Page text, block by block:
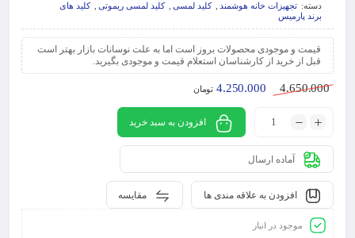
دسته: تجهیزات خانه هوشمند کلید لمسی کلید لمسی ریموتی
کلید های
برند پارمیس
قیمت و موجودی محصولات بروز است اما به علت نوسانات بازار بهتر است
قبل از خرید از کارشناسان استعلام قیمت و موجودی بگیرید.
4.650.000
4.250.000 تومان
افزودن به سبد خرید
آماده ارسال
مقایسه افزودن به علاقه مندی ها
موجود در انبار